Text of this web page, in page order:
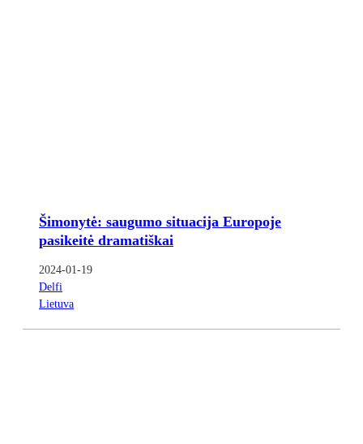
Šimonytė: saugumo situacija Europoje
pasikeitė dramatiškai
2024-01-19
Delfi
Lietuva